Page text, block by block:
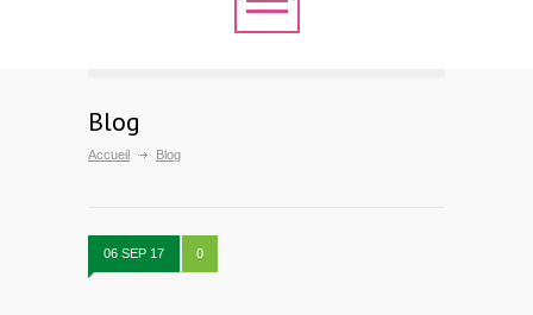
Blog
Accueil Blog
06 SEP 17 0